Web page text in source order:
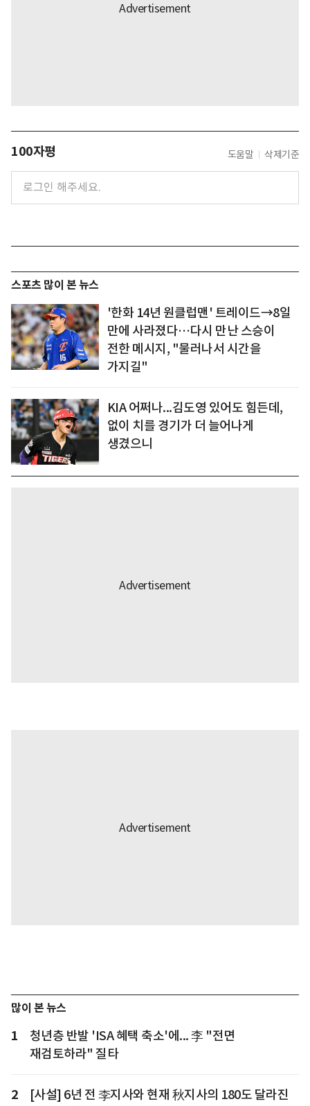
100자평 도움말 삭제기준
스포츠 많이 본 뉴스
'한화 14년 원클럽맨' 트레이드→8일
만에 사라졌다…다시 만난 스승이
전한 메시지, "물러나서 시간을
가지길"
KIA 어쩌나...김도영 있어도 힘든데,
없이 치를 경기가 더 늘어나게
생겼으니
많이 본 뉴스
1
청년층 반발 'ISA 혜택 축소'에... 李 "전면
재검토하라" 질타
2
[사설] 6년 전 李지사와 현재 秋지사의 180도 달라진